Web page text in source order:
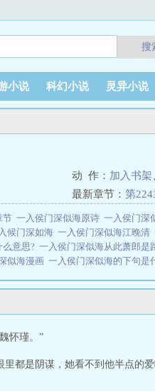
搜
小说 科幻小说 灵异小说
动 作： 加入书架
最新章节： 第
节 一入侯门深似海原诗 一入侯门深
候门深如海 一入侯门深似海江晚清
意思? 一入侯门深似海从此萧郎是
似海漫画 一入侯门深似海的下句是
阅读一入侯门深似海的意思一入
侯门深似海改编一入侯门深如海
则安之。好歹也混了个小郡主当
是娃娃都生不出”哎嘿，梁子算是结
怀瑾。”
都是阴谋，她看不到他半点的